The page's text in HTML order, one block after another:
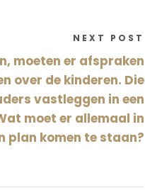
NEXT POST
moeten er afspraken
over de kinderen. Die
vastleggen in een
moet er allemaal in
plan komen te staan?